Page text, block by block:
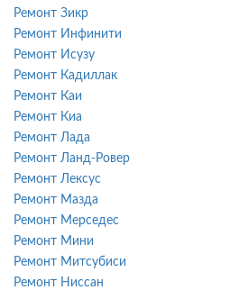
Ремонт Зикр
Ремонт Инфинити
Ремонт Исузу
Ремонт Кадиллак
Ремонт Каи
Ремонт Киа
Ремонт Лада
Ремонт Ланд-Ровер
Ремонт Лексус
Ремонт Мазда
Ремонт Мерседес
Ремонт Мини
Ремонт Митсубиси
Ремонт Ниссан